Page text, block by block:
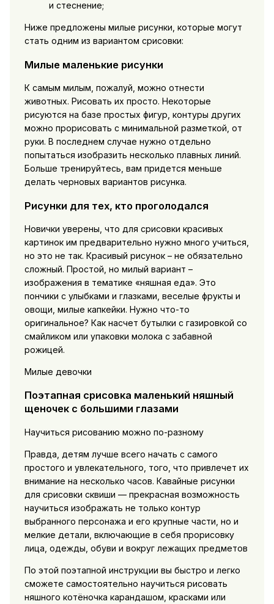
и стеснение;
Ниже предложены милые рисунки, которые могут
стать одним из вариантом срисовки:
Милые маленькие рисунки
К самым милым, пожалуй, можно отнести
животных. Рисовать их просто. Некоторые
рисуются на базе простых фигур, контуры других
можно прорисовать с минимальной разметкой, от
руки. В последнем случае нужно отдельно
попытаться изобразить несколько плавных линий.
Больше тренируйтесь, вам придется меньше
делать черновых вариантов рисунка.
Рисунки для тех, кто проголодался
Новички уверены, что для срисовки красивых
картинок им предварительно нужно много учиться,
но это не так. Красивый рисунок – не обязательно
сложный. Простой, но милый вариант –
изображения в тематике «няшная еда». Это
пончики с улыбками и глазками, веселые фрукты и
овощи, милые капкейки. Нужно что-то
оригинальное? Как насчет бутылки с газировкой со
смайликом или упаковки молока с забавной
рожицей.
Милые девочки
Поэтапная срисовка маленький няшный
щеночек с большими глазами
Научиться рисованию можно по-разному
Правда, детям лучше всего начать с самого
простого и увлекательного, того, что привлечет их
внимание на несколько часов. Кавайные рисунки
для срисовки сквиши — прекрасная возможность
научиться изображать не только контур
выбранного персонажа и его крупные части, но и
мелкие детали, включающие в себя прорисовку
лица, одежды, обуви и вокруг лежащих предметов
По этой поэтапной инструкции вы быстро и легко
сможете самостоятельно научиться рисовать
няшного котёночка карандашом, красками или